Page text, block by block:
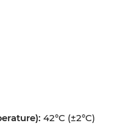
42°C (±2°C)